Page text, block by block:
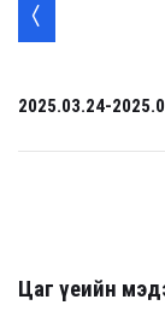
2025.03.24-
Цаг үеийн